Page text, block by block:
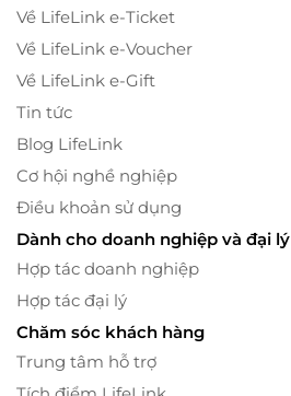
Về LifeLink e-Ticket
Về LifeLink e-Voucher
Về LifeLink e-Gift
Tin tức
Blog LifeLink
Cơ hội nghề nghiệp
Điều khoản sử dụng
Dành cho doanh nghiệp và đại lý
Hợp tác doanh nghiệp
Hợp tác đại lý
Chăm sóc khách hàng
Trung tâm hỗ trợ